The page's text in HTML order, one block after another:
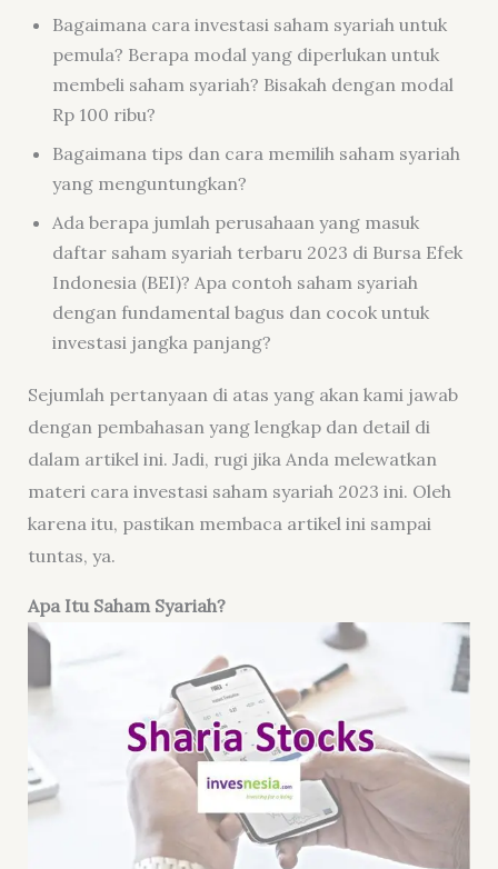
Bagaimana cara investasi saham syariah untuk
pemula? Berapa modal yang diperlukan untuk
membeli saham syariah? Bisakah dengan modal
Rp 100 ribu?
Bagaimana tips dan cara memilih saham syariah
yang menguntungkan?
Ada berapa jumlah perusahaan yang masuk
daftar saham syariah terbaru 2023 di Bursa Efek
Indonesia (BEI)? Apa contoh saham syariah
dengan fundamental bagus dan cocok untuk
investasi jangka panjang?
Sejumlah pertanyaan di atas yang akan kami jawab
dengan pembahasan yang lengkap dan detail di
dalam artikel ini. Jadi, rugi jika Anda melewatkan
materi cara investasi saham syariah 2023 ini. Oleh
karena itu, pastikan membaca artikel ini sampai
tuntas, ya.
Apa Itu Saham Syariah?